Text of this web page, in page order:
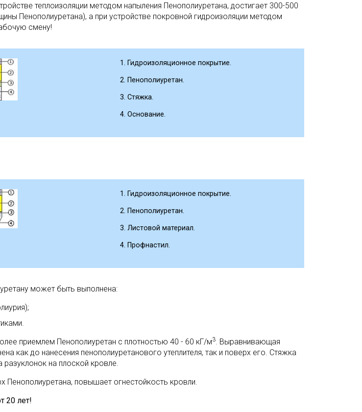
теплоизоляции методом напыления Пенополиуретана, достигает 300-500
Пенополиуретана), а при устройстве покровной гидроизоляции методом
смену!
Гидроизоляционное покрытие.
Пенополиуретан.
Стяжка.
Основание.
Гидроизоляционное покрытие.
Пенополиуретан.
Листовой материал.
Профнастил.
может быть выполнена:
приемлем Пенополиуретан с плотностью 40 - 60 кГ/м3. Выравнивающая
как до нанесения пенополиуретанового утеплителя, так и поверх его. Стяжка
разуклонок на плоской кровле.
Пенополиуретана, повышает огнестойкость кровли.
20 лет!